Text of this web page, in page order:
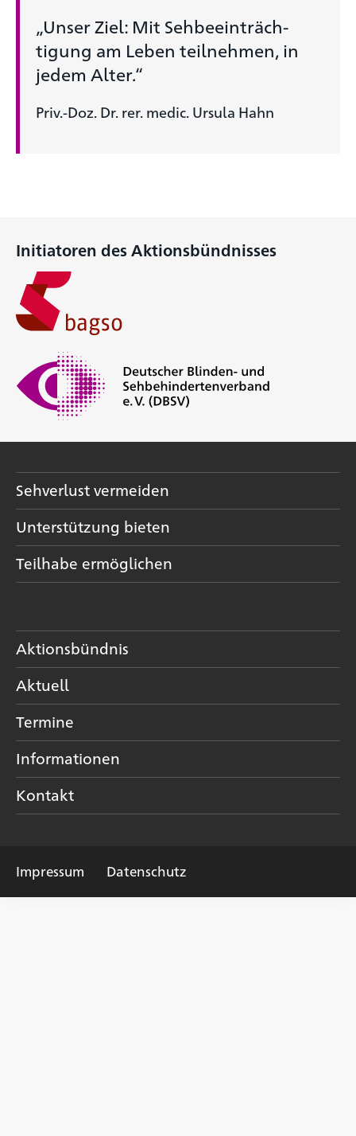
„Unser Ziel: Mit Seh­beeinträch­
tigung am Leben teilnehmen, in
jedem Alter.“
Priv.-Doz. Dr. rer. medic. Ursula Hahn
Initiatoren des Aktionsbündnisses
Sehverlust vermeiden
Unterstützung bieten
Teilhabe ermöglichen
Aktionsbündnis
Aktuell
Termine
Informationen
Kontakt
Impressum Datenschutz